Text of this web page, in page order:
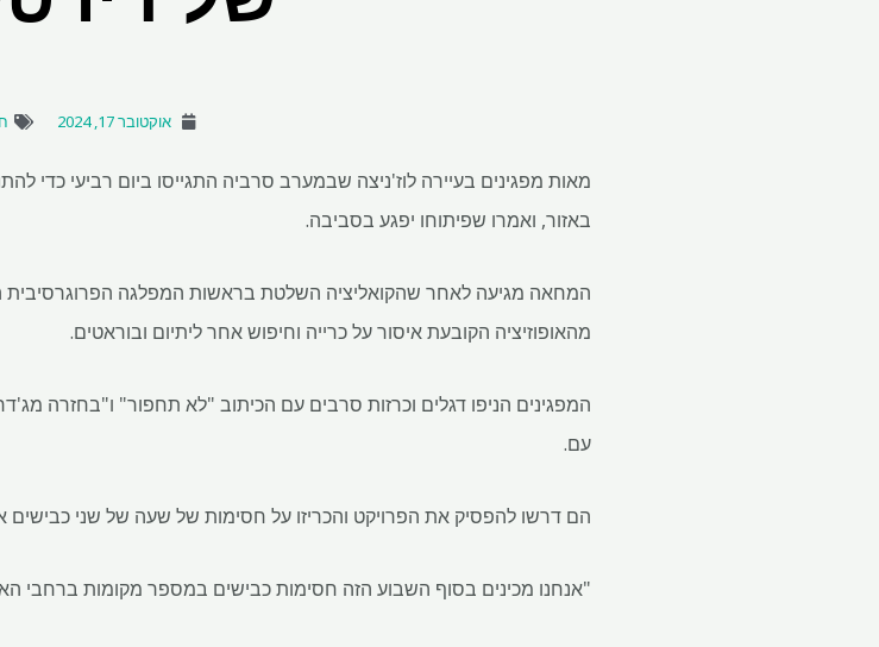
אוקטובר 17, 2024
באזור, ואמרו שפיתוחו יפגע בסביבה.
המחאה מגיעה לאחר שהקואליציה השלטת בראשות המפלגה
מהאופוזיציה הקובעת איסור על כרייה וחיפוש אחר ליתיום ובוראטים.
המפגינים הניפו דגלים וכרזות סרבים עם הכיתוב "לא תחפור" ו"בחזרה
עם.
הם דרשו להפסיק את הפרויקט והכריזו על חסימות של שעה של שני כבישים
"אנחנו מכינים בסוף השבוע הזה חסימות כבישים במספר מקומות ברחבי